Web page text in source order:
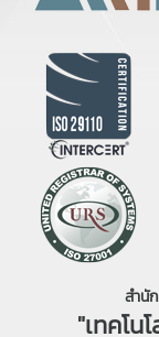
สำนั
"เทคโน